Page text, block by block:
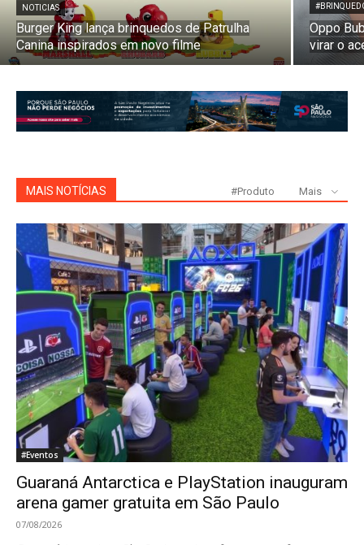
NOTICIAS
Burger King lança brinquedos de Patrulha
Canina inspirados em novo filme
Oppo
virar o
MAIS NOTÍCIAS #Produto Mais
#Eventos
Guaraná Antarctica e PlayStation inauguram
arena gamer gratuita em São Paulo
07/08/2026